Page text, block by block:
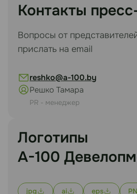
Контакты
Вопросы от
прислать на email
reshko@a-100.by
Решко Тамара
PR - менеджер
Логотипы
А-100
jpg ai eps